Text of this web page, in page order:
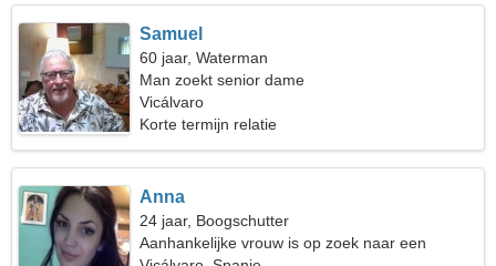
Samuel
60 jaar, Waterman
Man zoekt senior dame
Vicálvaro
Korte termijn relatie
Anna
24 jaar, Boogschutter
Aanhankelijke vrouw is op zoek naar een